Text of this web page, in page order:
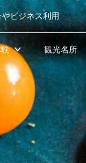
やビジネス利用
観光名所